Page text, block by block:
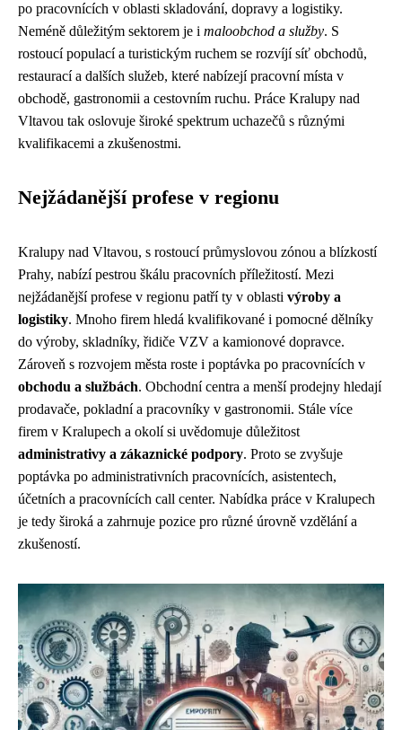
po pracovnících v oblasti skladování, dopravy a logistiky.
Neméně důležitým sektorem je i maloobchod a služby. S
rostoucí populací a turistickým ruchem se rozvíjí síť obchodů,
restaurací a dalších služeb, které nabízejí pracovní místa v
obchodě, gastronomii a cestovním ruchu. Práce Kralupy nad
Vltavou tak oslovuje široké spektrum uchazečů s různými
kvalifikacemi a zkušenostmi.
Nejžádanější profese v regionu
Kralupy nad Vltavou, s rostoucí průmyslovou zónou a blízkostí
Prahy, nabízí pestrou škálu pracovních příležitostí. Mezi
nejžádanější profese v regionu patří ty v oblasti výroby a
logistiky. Mnoho firem hledá kvalifikované i pomocné dělníky
do výroby, skladníky, řidiče VZV a kamionové dopravce.
Zároveň s rozvojem města roste i poptávka po pracovnících v
obchodu a službách. Obchodní centra a menší prodejny hledají
prodavače, pokladní a pracovníky v gastronomii. Stále více
firem v Kralupech a okolí si uvědomuje důležitost
administrativy a zákaznické podpory. Proto se zvyšuje
poptávka po administrativních pracovnících, asistentech,
účetních a pracovnících call center. Nabídka práce v Kralupech
je tedy široká a zahrnuje pozice pro různé úrovně vzdělání a
zkušeností.